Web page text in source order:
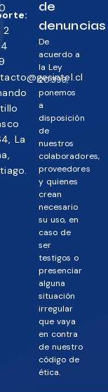
2
La
de
denuncias
De
acuerdo a
la Ley
20.393,
ponemos
a
disposición
de
nuestros
colaboradores,
proveedores
y quienes
crean
necesario
su uso, en
caso de
ser
testigos o
presenciar
alguna
situación
irregular
que vaya
en contra
de nuestro
código de
ética.